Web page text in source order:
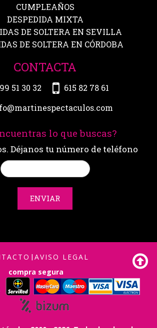
CUMPLEAÑOS
DESPEDIDA MIXTA
DE SOLTERA EN SEVILLA
DE SOLTERA EN CÓRDOBA
CONTACTA
51 30 32
615 82 78 61
lo que buscas?
Déjanos tu número de teléfono
ENVIAR
| AVISO LEGAL
compra segura